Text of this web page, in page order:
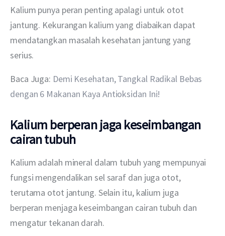
Kalium punya peran penting apalagi untuk otot
jantung. Kekurangan kalium yang diabaikan dapat
mendatangkan masalah kesehatan jantung yang
serius.
Baca Juga: Demi Kesehatan, Tangkal Radikal Bebas
dengan 6 Makanan Kaya Antioksidan Ini!
Kalium berperan jaga keseimbangan
cairan tubuh
Kalium adalah mineral dalam tubuh yang mempunyai
fungsi mengendalikan sel saraf dan juga otot,
terutama otot jantung. Selain itu, kalium juga
berperan menjaga keseimbangan cairan tubuh dan
mengatur tekanan darah.